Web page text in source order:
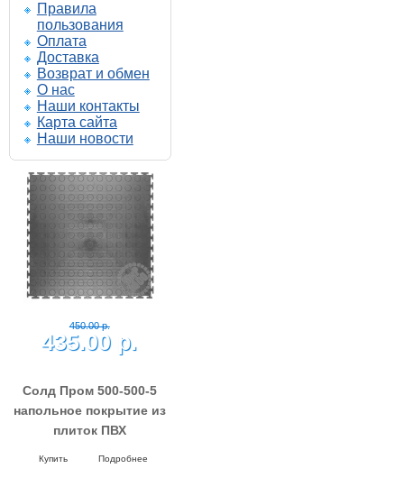
Правила
пользования
Оплата
Доставка
Возврат и обмен
О нас
Наши контакты
Карта сайта
Наши новости
450.00 р.
435.00 р.
напольное покрытие из
Напольные покрытия SOLD PROM